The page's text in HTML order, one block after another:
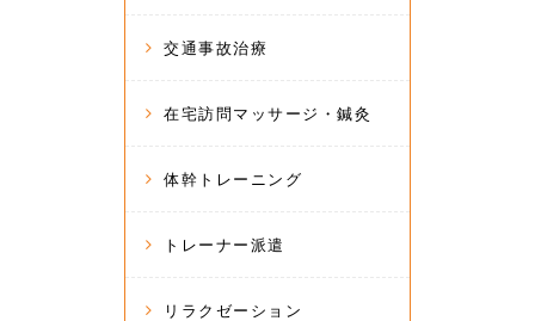
交通事故治療
在宅訪問マッサージ・鍼灸
体幹トレーニング
トレーナー派遣
リラクゼーション